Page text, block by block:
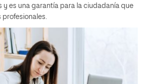
y es una garantía para la ciudadanía que